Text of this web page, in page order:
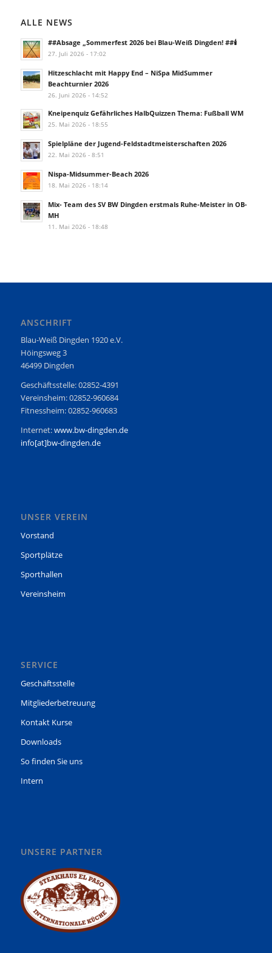
ALLE NEWS
##Absage „Sommerfest 2026 bei Blau-Weiß Dingden! ##🕯️
27. Juli 2026 - 17:02
Hitzeschlacht mit Happy End – NiSpa MidSummer
Beachturnier 2026
26. Juni 2026 - 14:52
Kneipenquiz Gefährliches HalbQuizzen Thema: Fußball WM
25. Mai 2026 - 18:55
Spielpläne der Jugend-Feldstadtmeisterschaften 2026
22. Mai 2026 - 8:51
Nispa-Midsummer-Beach 2026
18. Mai 2026 - 18:14
Mix- Team des SV BW Dingden erstmals Ruhe-Meister in OB-
MH
11. Mai 2026 - 18:48
ANSCHRIFT
Blau-Weiß Dingden 1920 e.V.
Höingsweg 3
46499 Dingden
Geschäftsstelle: 02852-4391
Vereinsheim: 02852-960684
Fitnessheim: 02852-960683
Internet:www.bw-dingden.de
info[at]bw-dingden.de
UNSER VEREIN
Vorstand
Sportplätze
Sporthallen
Vereinsheim
SERVICE
Geschäftsstelle
Mitgliederbetreuung
Kontakt Kurse
Downloads
So finden Sie uns
Intern
UNSERE PARTNER